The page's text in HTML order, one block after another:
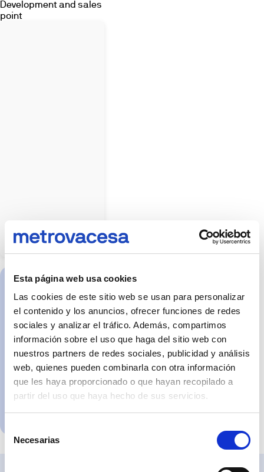
Esta página web usa cookies
Las cookies de este sitio web se usan para personalizar
el contenido y los anuncios, ofrecer funciones de redes
sociales y analizar el tráfico. Además, compartimos
información sobre el uso que haga del sitio web con
nuestros partners de redes sociales, publicidad y análisis
web, quienes pueden combinarla con otra información
que les haya proporcionado o que hayan recopilado a
partir del uso que haya hecho de sus servicios.
Necesarias
Development and sales
point
Avenida Montes de
Málaga, 39, Bahía
de las Rocas 29691
Manilva, Málaga
Lunes a Viernes de
10h a 18h y Sábados
de 10h a 14h
Request
appointment
part
of
deliverable
product
expressly
stated
otherwise.
images
accurately
dimensions,
materials
fittings.
features